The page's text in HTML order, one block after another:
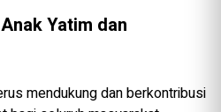
Yatim dan
mendukung dan berkontribusi